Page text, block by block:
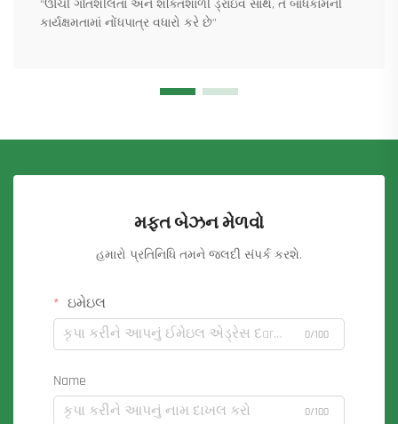
“ઊંચી ગતિશીલતા અને શક્તિશાળી ડ્રાઇવ સાથે, તે બાંધકામની
કાર્યક્ષમતામાં નોંધપાત્ર વધારો કરે છે”
મફત બેઝન મેળવો
હમારો પ્રતિનિધિ તમને જલદી સંપર્ક કરશે.
ઇમેઇલ
0/100
Name
0/100